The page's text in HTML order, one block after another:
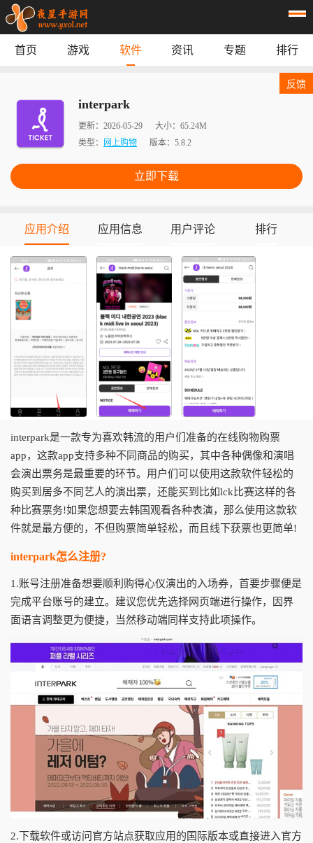
专题 榜单
首页 游戏 软件 资讯 专题 排行
interpark
更新： 2026-05-29 大小： 65.24M
类型：
网上购物 版本： 5.8.2
立即下载
反馈
应用介绍 应用信息 用户评论 排行
interpark是一款专为喜欢韩流的用户们准备的在线购物购票
app，这款app支持多种不同商品的购买，其中各种偶像和演唱
会演出票务是最重要的环节。用户们可以使用这款软件轻松的
购买到居多不同艺人的演出票，还能买到比如lck比赛这样的各
种比赛票务!如果您想要去韩国观看各种表演，那么使用这款软
件就是最方便的，不但购票简单轻松，而且线下获票也更简单!
interpark怎么注册?
1.账号注册准备想要顺利购得心仪演出的入场券，首要步骤便是
完成平台账号的建立。建议您优先选择网页端进行操作，因界
面语言调整更为便捷，当然移动端同样支持此项操作。
2.下载软件或访问官方站点获取应用的国际版本或直接进入官方